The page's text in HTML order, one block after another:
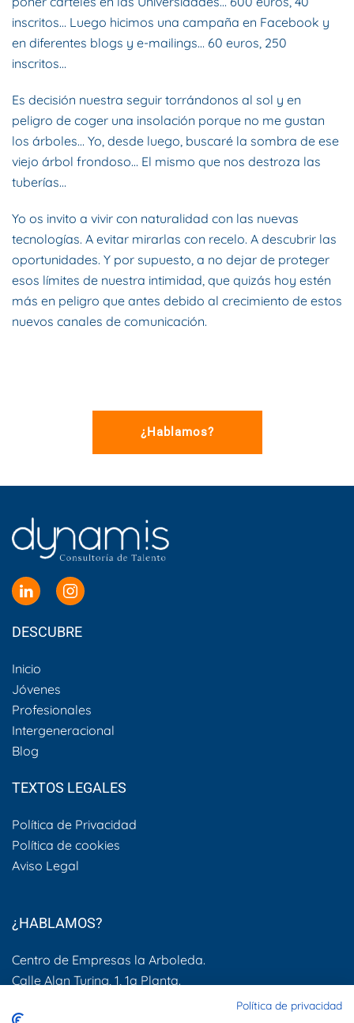
inscritos… Luego hicimos una campaña en Facebook y
en diferentes blogs y e-mailings… 60 euros, 250
inscritos…
Es decisión nuestra seguir torrándonos al sol y en
peligro de coger una insolación porque no me gustan
los árboles… Yo, desde luego, buscaré la sombra de ese
viejo árbol frondoso… El mismo que nos destroza las
tuberías…
Yo os invito a vivir con naturalidad con las nuevas
tecnologías. A evitar mirarlas con recelo. A descubrir las
oportunidades. Y por supuesto, a no dejar de proteger
esos límites de nuestra intimidad, que quizás hoy estén
más en peligro que antes debido al crecimiento de estos
nuevos canales de comunicación.
¿Hablamos?
DESCUBRE
Inicio
Jóvenes
Profesionales
Intergeneracional
Blog
TEXTOS LEGALES
Política de Privacidad
Política de cookies
Aviso Legal
¿HABLAMOS?
Centro de Empresas la Arboleda.
Calle Alan Turing, 1, 1a Planta.
Política de privacidad